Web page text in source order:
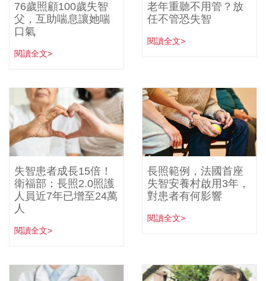
76歲照顧100歲失智
父，互助喘息讓她喘
口氣
閱讀全文>
老年重聽不用管？放
任不管恐失智
閱讀全文>
失智患者成長15倍！
衛福部：長照2.0照護
人員近7年已增至24萬
人
閱讀全文>
長照範例，法國首座
失智安養村啟用3年，
對患者有何影響
閱讀全文>